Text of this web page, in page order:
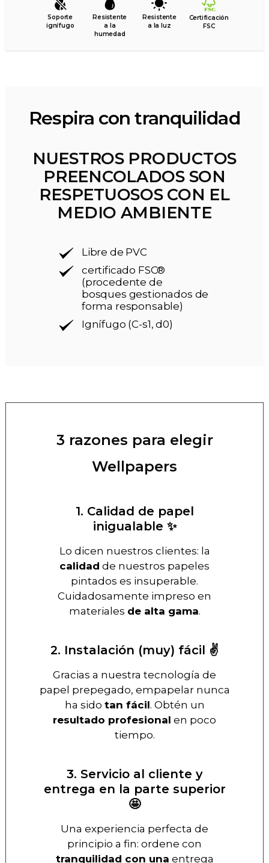
Soporte
ignífugo
Resistente
a la
humedad
Resistente
a la luz
Certificación
FSC
Respira con tranquilidad
NUESTROS PRODUCTOS
PREENCOLADOS SON
RESPETUOSOS CON EL
MEDIO AMBIENTE
Libre de PVC
certificado FSC®
(procedente de
bosques gestionados de
forma responsable)
Ignífugo (C-s1, d0)
3 razones para elegir
Wellpapers
1. Calidad de papel
inigualable ✨
Lo dicen nuestros clientes: la
calidad de nuestros papeles
pintados es insuperable.
Cuidadosamente impreso en
materiales de alta gama.
2. Instalación (muy) fácil ✌️
Gracias a nuestra tecnología de
papel prepegado, empapelar nunca
ha sido tan fácil. Obtén un
resultado profesional en poco
tiempo.
3. Servicio al cliente y
entrega en la parte superior
🤩
Una experiencia perfecta de
principio a fin: ordene con
tranquilidad con una entrega